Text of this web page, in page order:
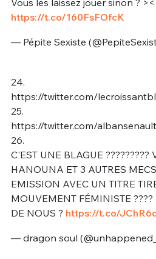
https://t.co/160FsFOfcK
— Pépite Sexiste
24.
https://twitter.com/
25.
https://twitter.com/
26.
C'EST UNE BLAGUE ?????????
HANOUNA ET 3 AUTRES
EMISSION AVEC UN TITRE
MOUVEMENT FÉMINISTE
DE NOUS ? https://t.co/
— dragon soul